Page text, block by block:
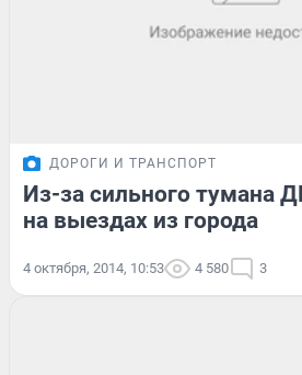
ДОРОГИ И ТРАНСПОРТ
Из-за сильного тумана
на выездах из города
4 октября, 2014, 10:53 4 580 3